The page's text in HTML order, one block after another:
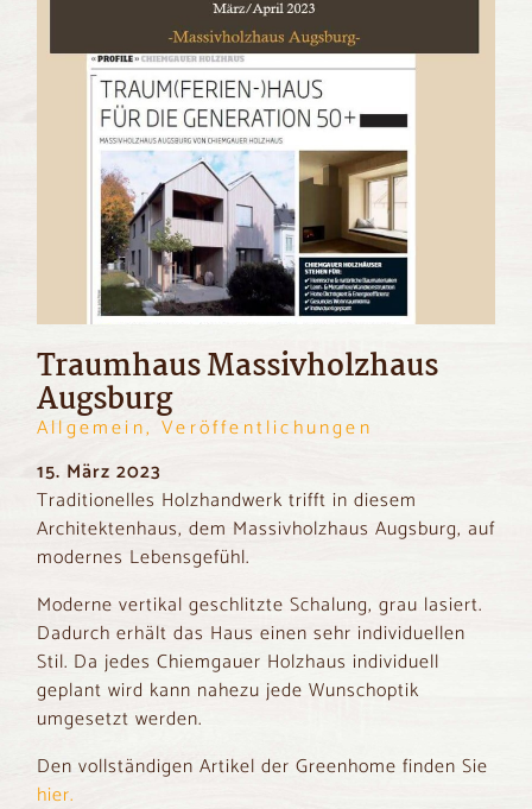
Traumhaus Massivholzhaus
Augsburg
Allgemein, Veröffentlichungen
15. März 2023
Traditionelles Holzhandwerk trifft in diesem
Architektenhaus, dem Massivholzhaus Augsburg, auf
modernes Lebensgefühl.
Moderne vertikal geschlitzte Schalung, grau lasiert.
Dadurch erhält das Haus einen sehr individuellen
Stil. Da jedes Chiemgauer Holzhaus individuell
geplant wird kann nahezu jede Wunschoptik
umgesetzt werden.
Den vollständigen Artikel der Greenhome finden Sie
hier.